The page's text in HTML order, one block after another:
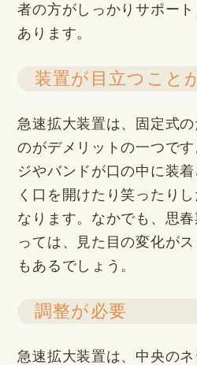
者の方がしっかりサポー
あります。
装置が目立つこと
急速拡大装置は、固定式
のがデメリットの一つで
ジやバンドが口の中に装
く口を開けたり笑ったり
なります。なかでも、思
っては、見た目の変化が
もあるでしょう。
調整が必要
急速拡大装置は、中央のネ